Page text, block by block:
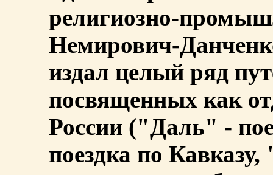
религиозно-
Немирович-
издал целый ряд
посвященных как
России ("Даль" -
поездка по